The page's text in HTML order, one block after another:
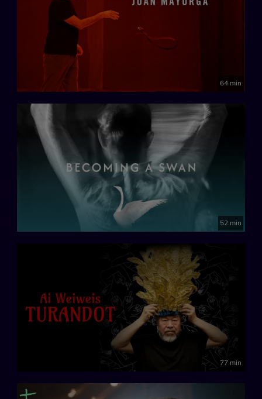
64 min
52 min
77 min